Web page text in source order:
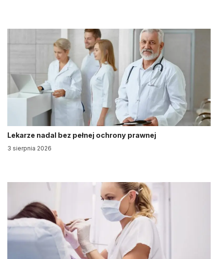
Lekarze nadal bez pełnej ochrony prawnej
3 sierpnia 2026